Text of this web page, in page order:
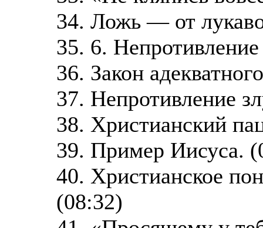
34. Ложь — от
35. 6.
36. Закон
37. Непротивление
38. Христианский
39. Пример Иисуса.
40. Христианское
(08:32)